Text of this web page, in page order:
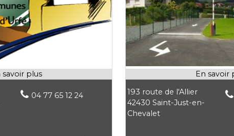
04 77 65 12 24
193 route de l'Allier
42430 Saint-Just-en-
Chevalet